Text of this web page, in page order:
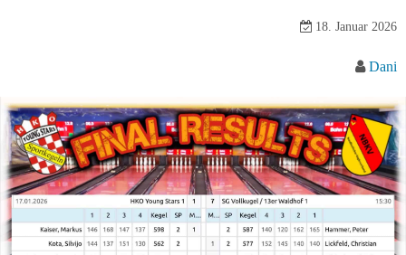
18. Januar 2026
Dani